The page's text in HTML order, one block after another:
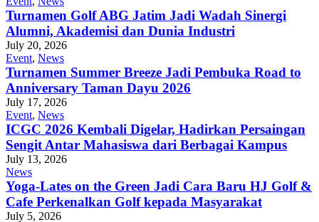
Turnamen Golf ABG Jatim Jadi Wadah Sinergi
Alumni, Akademisi dan Dunia Industri
July 20, 2026
Event, News
Turnamen Summer Breeze Jadi Pembuka Road to
Anniversary Taman Dayu 2026
July 17, 2026
Event, News
ICGC 2026 Kembali Digelar, Hadirkan Persaingan
Sengit Antar Mahasiswa dari Berbagai Kampus
July 13, 2026
News
Yoga-Lates on the Green Jadi Cara Baru HJ Golf &
Cafe Perkenalkan Golf kepada Masyarakat
July 5, 2026